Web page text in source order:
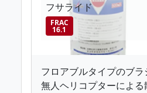
フサライド
FRAC
16.1
フロアブルタイプのブラ
無人ヘリコプターによる